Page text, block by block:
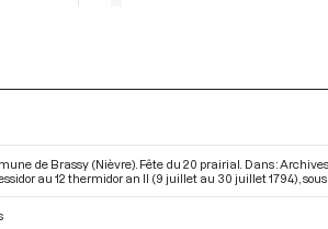
de Brassy (Nièvre). Fête du 20 prairial. Dans :
au 12 thermidor an II (9 juillet au 30 juillet 1794) ,